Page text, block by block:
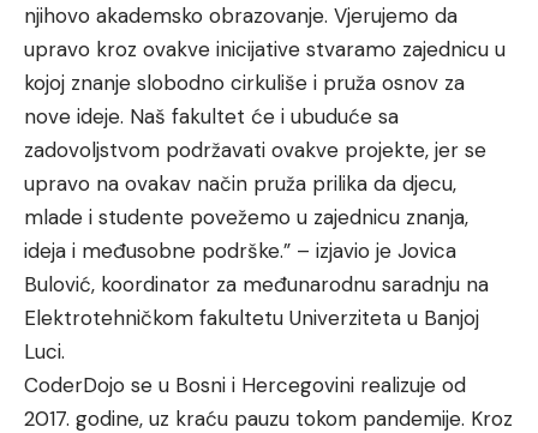
njihovo akademsko obrazovanje. Vjerujemo da
upravo kroz ovakve inicijative stvaramo zajednicu u
kojoj znanje slobodno cirkuliše i pruža osnov za
nove ideje. Naš fakultet će i ubuduće sa
zadovoljstvom podržavati ovakve projekte, jer se
upravo na ovakav način pruža prilika da djecu,
mlade i studente povežemo u zajednicu znanja,
ideja i međusobne podrške.” – izjavio je Jovica
Bulović, koordinator za međunarodnu saradnju na
Elektrotehničkom fakultetu Univerziteta u Banjoj
Luci.
CoderDojo se u Bosni i Hercegovini realizuje od
2017. godine, uz kraću pauzu tokom pandemije. Kroz